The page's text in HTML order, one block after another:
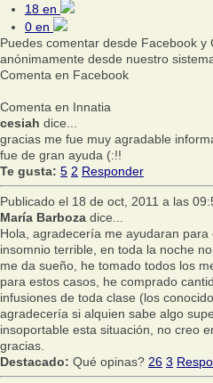
18 en
0 en
Puedes comentar desde Facebook
anónimamente desde nuestro
Comenta en Facebook
Comenta en Innatia
cesiah dice...
gracias me fue muy agradable
fue de gran ayuda (:!!
Te gusta: 5 2 Responder
Publicado el 18 de oct, 2011 a las
María Barboza dice...
Hola, agradecería me ayudaran
insomnio terrible, en toda la noche
me da sueño, he tomado todos los
para estos casos, he comprado
infusiones de toda clase (los
agradecería si alquien sabe algo
insoportable esta situación, no creo
gracias.
Destacado: Qué opinas? 26 3